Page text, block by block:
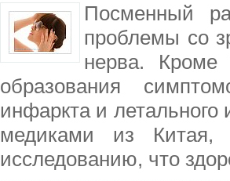
Посменный
проблемы со
нерва. Кроме
образования
инфаркта и
медиками из Китая,
исследованию, что